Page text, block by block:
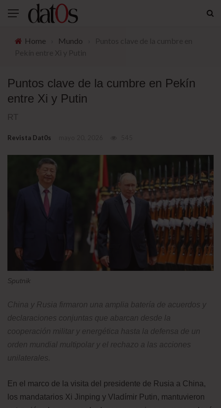
Home Mundo
Puntos clave de la cumbre en Pekín
entre Xi y Putin
RT
Revista Dat0s
Sputnik
China y Rusia firmaron una amplia batería de acuerdos y
declaraciones conjuntas que abarcan desde la
cooperación militar y energética hasta la defensa de un
orden mundial multipolar y el rechazo a las acciones
unilaterales.
En el marco de la visita del presidente de Rusia a China,
los mandatarios Xi Jinping y Vladímir Putin, mantuvieron